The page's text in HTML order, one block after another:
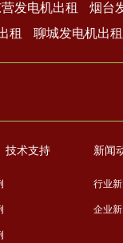
发电机出租 烟台
租 聊城发电机出租
技术支持 新闻
行业
企业